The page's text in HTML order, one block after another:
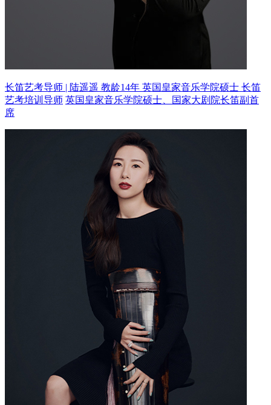
长笛艺考导师 | 陆遥遥 教龄14年 英国皇家音乐学院硕士 长笛
艺考培训导师 英国皇家音乐学院硕士、国家大剧院长笛副首
席